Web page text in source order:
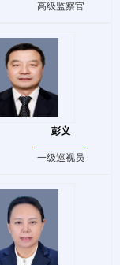
高级监察官
彭义
一级巡视员